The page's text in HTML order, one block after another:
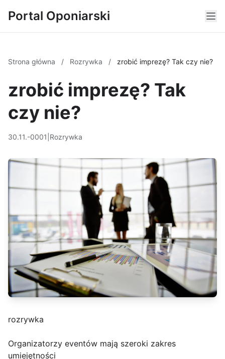
Portal Oponiarski
Strona główna / Rozrywka / zrobić imprezę? Tak czy nie?
zrobić imprezę? Tak
czy nie?
30.11.-0001 Rozrywka
rozrywka
Organizatorzy eventów mają szeroki zakres
umiejętności